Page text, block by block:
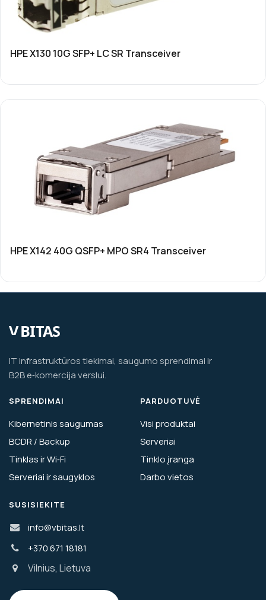
HPE X130 10G SFP+ LC SR Transceiver
HPE X142 40G QSFP+ MPO SR4 Transceiver
IT infrastruktūros tiekimai, saugumo sprendimai ir
B2B e‑komercija verslui.
SPRENDIMAI
Kibernetinis saugumas
BCDR / Backup
Tinklas ir Wi‑Fi
Serveriai ir saugyklos
PARDUOTUVĖ
Visi produktai
Serveriai
Tinklo įranga
Darbo vietos
SUSISIEKITE
info@vbitas.lt
+370 671 18181
Vilnius, Lietuva